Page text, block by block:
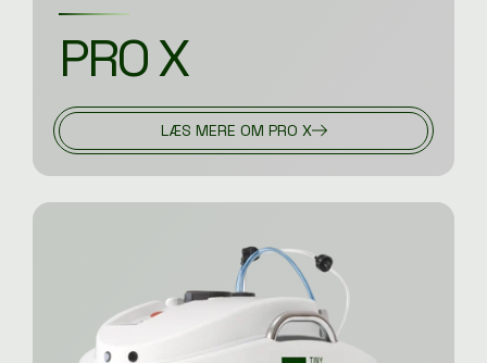
PRO X
LÆS MERE OM PRO X